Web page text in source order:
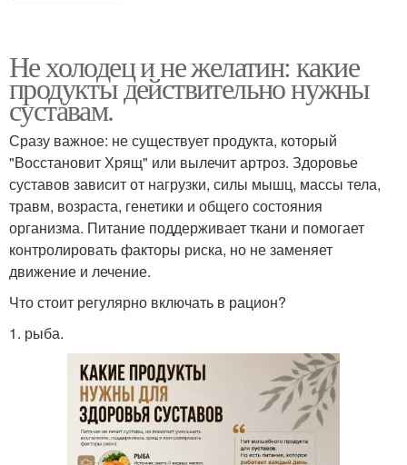
Не холодец и не желатин: какие
продукты действительно нужны
суставам.
Сразу важное: не существует продукта, который
"Восстановит Хрящ" или вылечит артроз. Здоровье
суставов зависит от нагрузки, силы мышц, массы тела,
травм, возраста, генетики и общего состояния
организма. Питание поддерживает ткани и помогает
контролировать факторы риска, но не заменяет
движение и лечение.
Что стоит регулярно включать в рацион?
1. рыба.